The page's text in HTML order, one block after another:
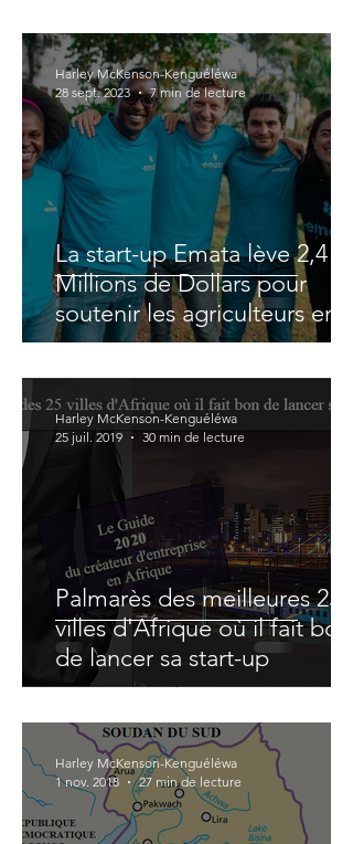
La start-up Emata lève 2,4
Millions de Dollars pour
soutenir les agriculteurs en
Afrique de l'Est
Harley McKenson-Kenguéléwa
28 sept. 2023
7 min de lecture
Palmarès des meilleures 25
villes d'Afrique où il fait bon
de lancer sa start-up
Harley McKenson-Kenguéléwa
25 juil. 2019
30 min de lecture
Harley McKenson-Kenguéléwa
1 nov. 2018
27 min de lecture